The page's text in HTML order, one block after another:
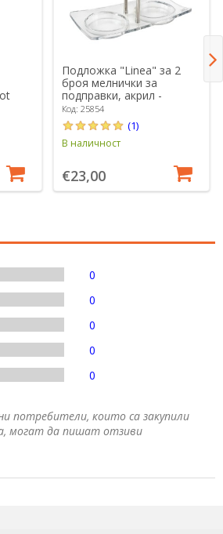
Подложка "Linea" за 2
броя мелнички за
подправки, акрил -
Peugeot
Код: 25854
(1)
В наличност
€23,00
0
0
0
0
0
потребители, които са закупили
могат да пишат отзиви